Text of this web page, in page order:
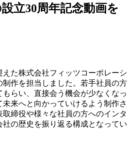
立30周年記念動画を
えた株式会社フィッツコーポレーシ
制作を担当しました。若手社員の方
らい、直接会う機会が少なくなっ
来へと向かっていけるよう制作さ
締役や様々な社員の方へのインタ
社の歴史を振り返る構成となってい